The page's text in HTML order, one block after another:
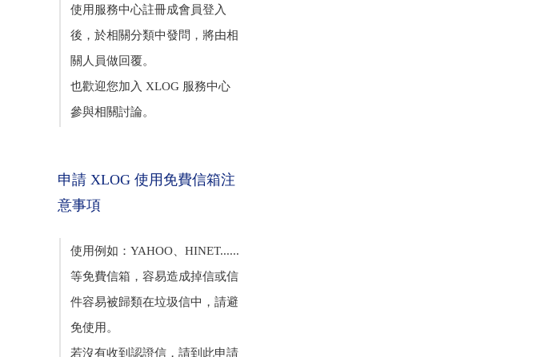
使用服務中心註冊成會員登入
後，於相關分類中發問，將由相
關人員做回覆。
也歡迎您加入 XLOG 服務中心
參與相關討論。
申請 XLOG 使用免費信箱注
意事項
使用例如：YAHOO、HINET......
等免費信箱，容易造成掉信或信
件容易被歸類在垃圾信中，請避
免使用。
若沒有收到認證信，請到此申請